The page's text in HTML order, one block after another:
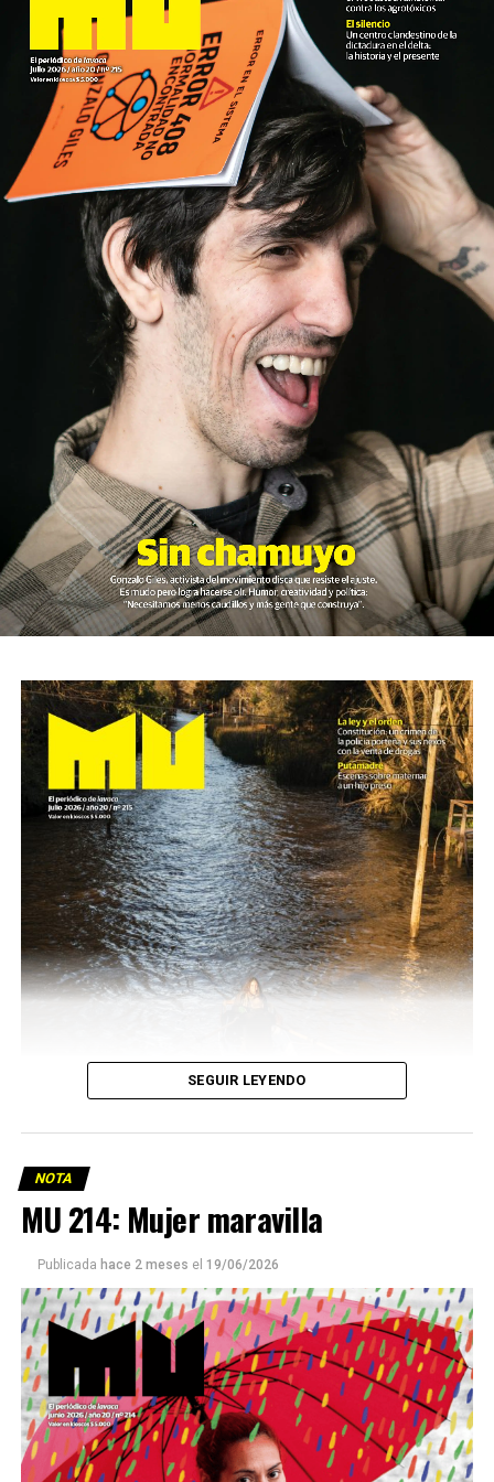
Este número 215 de MU ☝️viene con doble tapa, que
podría ser una frase:
Sin chamuyo, a remarla.
SEGUIR LEYENDO
NOTA
MU 214: Mujer maravilla
Publicada hace 2 meses el 19/06/2026